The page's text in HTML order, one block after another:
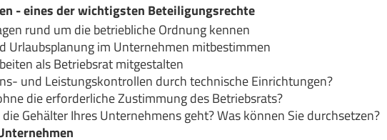
- eines der wichtigsten Beteiligungsrechte
rund um die betriebliche Ordnung kennen
Urlaubsplanung im Unternehmen mitbestimmen
als Betriebsrat mitgestalten
und Leistungskontrollen durch technische Einrichtungen?
die erforderliche Zustimmung des Betriebsrats?
Gehälter Ihres Unternehmens geht? Was können Sie durchsetzen?